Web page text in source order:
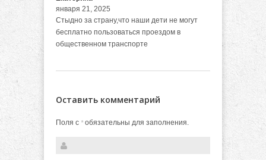
января 21, 2025
Стыдно за страну,что наши дети не могут
бесплатно пользоваться проездом в
общественном транспорте
Оставить комментарий
Поля с *обязательны для заполнения.